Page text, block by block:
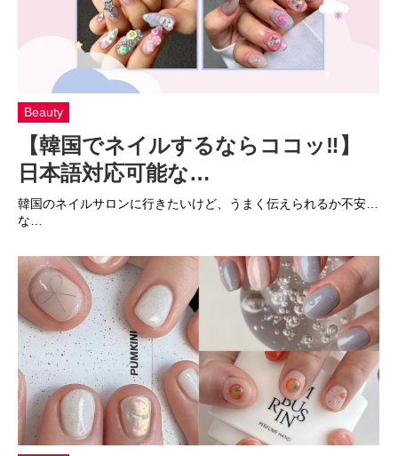
Beauty
【韓国でネイルするならココッ‼】
日本語対応可能な…
韓国のネイルサロンに行きたいけど、うまく伝えられるか不安…
な…